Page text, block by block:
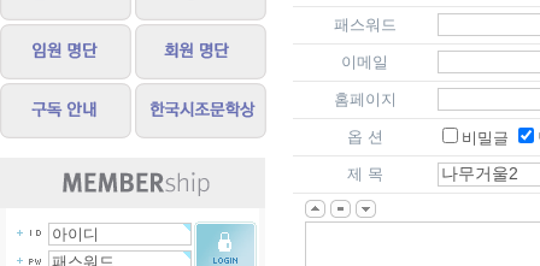
패스워드
이메일
홈페이지
옵 션 비밀글
제 목